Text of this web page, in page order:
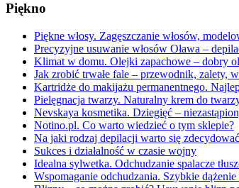
Piękno
Piękne włosy. Zagęszczanie włosów,
Precyzyjne usuwanie włosów Oława –
Klimat w domu. Olejki zapachowe – dobry
Jak zrobić trwałe fale – przewodnik, zalety,
Kartridże do makijażu permanentnego.
Pielęgnacja twarzy. Naturalny krem do
Nevskaya kosmetika. Dziegięć –
Notino.pl. Co warto wiedzieć o tym sklepie?
Na jaki rodzaj depilacji warto się
Sukces i działalność w czasie wojny
Idealna sylwetka. Odchudzanie spalacze
Wspomaganie odchudzania. Szybkie